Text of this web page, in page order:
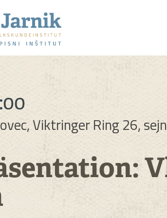
Viktringer Ring 26,